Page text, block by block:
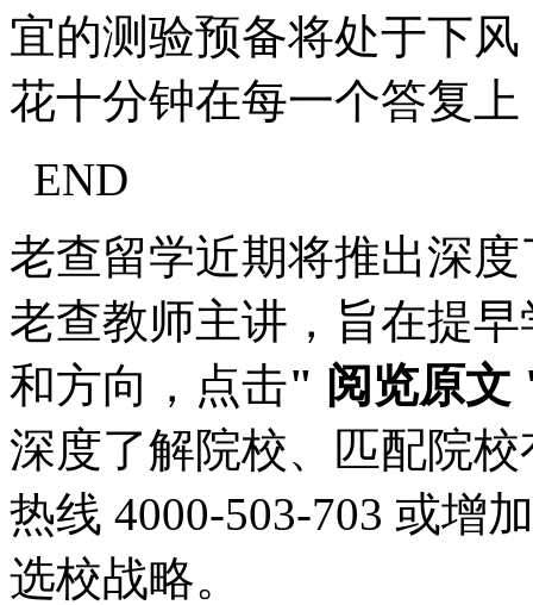
宜的测验预备将处于下
花十分钟在每一个答复
END
老查留学近期将推出深
老查教师主讲，旨在提
和方向，点击" 阅览原文
深度了解院校、匹配院
热线 4000-503-703 或增加
选校战略。